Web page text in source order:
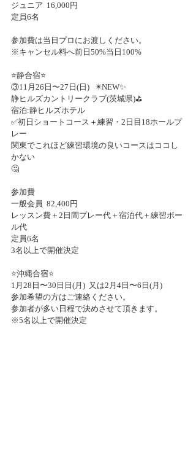
ジュニア  16,000円
定員6名
参加費は当日プロにお渡しください。
※キャンセル料へ前日50%当日100%
⭐️静合宿⭐️
③11月26日〜27日(日)   ✴️NEW✨
静ヒルズカントリークラブ(茨城県)⛳️
宿泊:静ヒルズホテル
✅初日ショートコース＋練習・2日目18ホールプ
レー
関東でこれほど練習環境の良いコースはココし
かない
🤔
参加費
一般会員  82,400円
レッスン費＋2日間プレー代＋宿泊代＋練習ボー
ル代
定員6名
3名以上で開催決定
⭐️沖縄合宿⭐️
1月28日〜30日日(月)  又は2月4日〜6日(月)
参加希望の方はご連絡ください。
参加者が多い日程で決めさせて頂きます。
※5名以上で開催決定